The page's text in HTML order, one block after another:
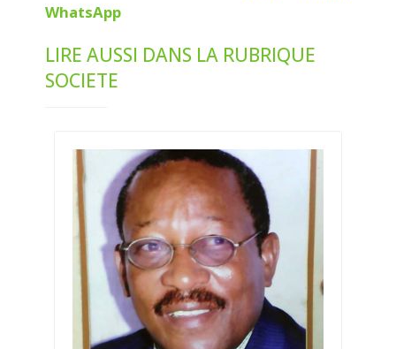
WhatsApp
LIRE AUSSI DANS LA RUBRIQUE
SOCIETE